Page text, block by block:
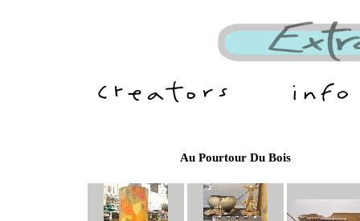
Au Pourtour Du Bois